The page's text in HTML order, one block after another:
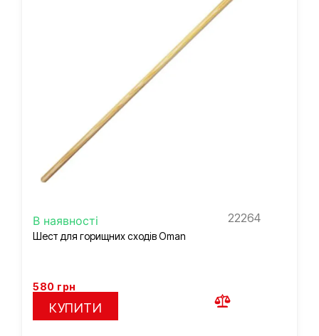
В наявності 22264
Шест для горищних сходів Oman
580 грн
КУПИТИ